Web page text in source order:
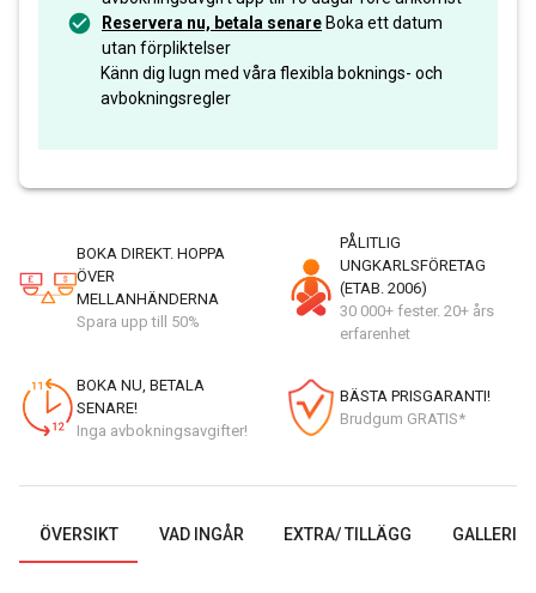
Reservera nu, betala senare Boka ett datum
utan förpliktelser
Känn dig lugn med våra flexibla boknings- och
avbokningsregler
BOKA DIREKT. HOPPA
ÖVER
MELLANHÄNDERNA
Spara upp till 50%
PÅLITLIG
UNGKARLSFÖRETAG
(ETAB. 2006)
30 000+ fester. 20+ års
erfarenhet
BOKA NU, BETALA
SENARE!
Inga avbokningsavgifter!
BÄSTA PRISGARANTI!
Brudgum GRATIS*
ÖVERSIKT VAD INGÅR EXTRA/ TILLÄGG GALLERI